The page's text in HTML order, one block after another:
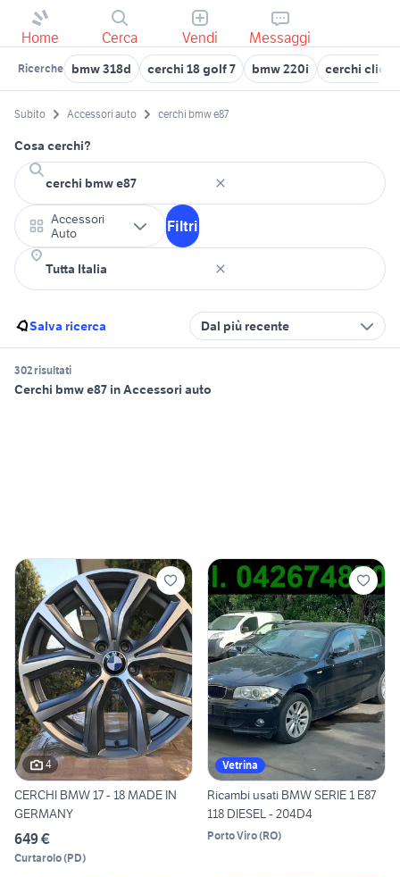
Home Cerca Vendi Messaggi
Ricerche bmw 318d cerchi 18 golf 7 bmw 220i cerchi clio rs
Subito Accessori auto cerchi bmw e87
Cosa cerchi?
Accessori
Auto
Filtri
Salva ricerca Dal più recente
302 risultati
Cerchi bmw e87 in Accessori auto
4
CERCHI BMW 17 - 18 MADE IN
GERMANY
649 €
Curtarolo(PD)
Vetrina
Ricambi usati BMW SERIE 1 E87
118 DIESEL - 204D4
Porto Viro(RO)